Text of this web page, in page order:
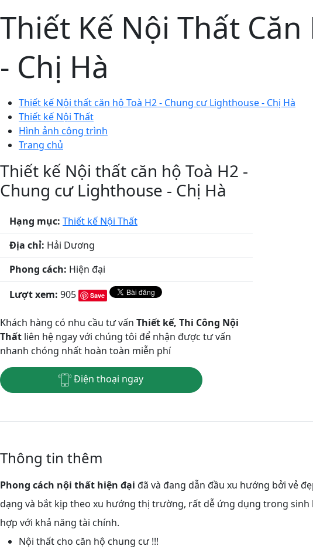
Thiết Kế Nội Thất
- Chị Hà
Thiết kế Nội thất căn hộ Toà H2 - Chung cư Lighthouse - Chị Hà
Thiết kế Nội Thất
Hình ảnh công trình
Trang chủ
Thiết kế Nội thất căn hộ Toà H2 -
Chung cư Lighthouse - Chị Hà
Hạng mục: Thiết kế Nội Thất
Địa chỉ: Hải Dương
Phong cách: Hiện đại
Lượt xem: 905 Save
Khách hàng có nhu cầu tư vấn Thiết kế, Thi Công Nội
Thất liên hệ ngay với chúng tôi để nhận được tư vấn
nhanh chóng nhất hoàn toàn miễn phí
Điện thoại ngay
Thông tin thêm
Phong cách nội thất hiện đại đã và đang dẫn đầu xu hướng bởi vẻ
dạng và bắt kịp theo xu hướng thị trường, rất dễ ứng dụng trong sinh
hợp với khả năng tài chính.
Nội thất cho căn hộ chung cư !!!